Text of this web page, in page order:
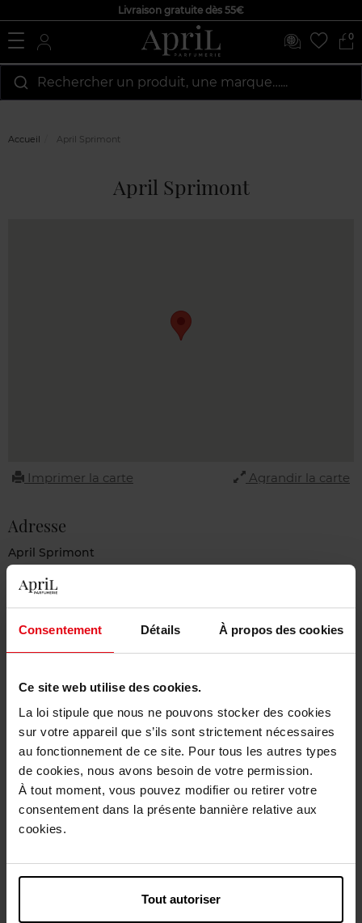
Consentement Détails À propos des cookies
Ce site web utilise des cookies.
La loi stipule que nous ne pouvons stocker des cookies
sur votre appareil que s’ils sont strictement nécessaires
au fonctionnement de ce site. Pour tous les autres types
de cookies, nous avons besoin de votre permission.
À tout moment, vous pouvez modifier ou retirer votre
consentement dans la présente bannière relative aux
cookies.
Tout autoriser
Livraison gratuite dès 55€
0
Rechercher un produit, une marque…...
Accueil April Sprimont
April Sprimont
Adresse
April Sprimont
rue D’Aywaille 42
4140 Sprimont
BELGIUM
Contact
04 296 02 04
Horaires d'ouverture
Lundi 10:00
18:00
Mardi
10:00
18:00
Mercredi
10:00
18:00
Jeudi
Samedi
10:00
18:00
Dimanche
Imprimer la carte Agrandir la carte